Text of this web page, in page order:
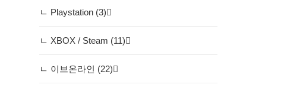
ㄴ Playstation (3)
ㄴ XBOX / Steam (11)
ㄴ 이브온라인 (22)